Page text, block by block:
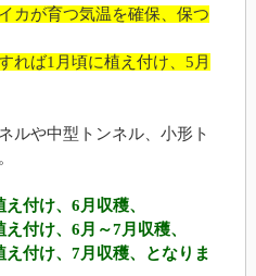
カが育つ気温を確保、保つ
れば1月頃に植え付け、5月
ルや中型トンネル、小形ト
付け、6月収穫、
付け、6月～7月収穫、
付け、7月収穫、となりま